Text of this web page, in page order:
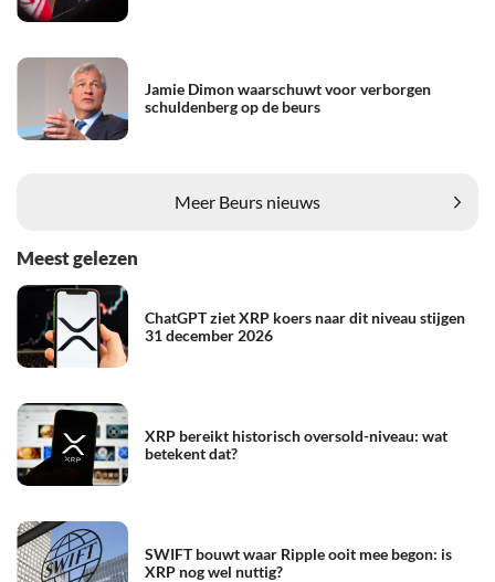
Jamie Dimon waarschuwt voor verborgen
schuldenberg op de beurs
Meer Beurs nieuws
Meest gelezen
ChatGPT ziet XRP koers naar dit niveau stijgen
31 december 2026
XRP bereikt historisch oversold-niveau: wat
betekent dat?
SWIFT bouwt waar Ripple ooit mee begon: is
XRP nog wel nuttig?